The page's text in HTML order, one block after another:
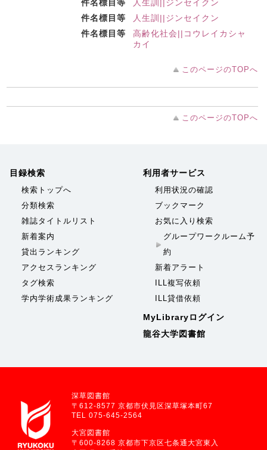
件名標目等
人生訓||ジンセイクン
件名標目等
人生訓||ジンセイクン
件名標目等
高齢化社会||コウレイカシャ
カイ
このページのTOPへ
このページのTOPへ
目録検索
検索トップへ
分類検索
雑誌タイトルリスト
新着案内
貸出ランキング
アクセスランキング
タグ検索
学内学術成果ランキング
利用者サービス
利用状況の確認
ブックマーク
お気に入り検索
グループワークルーム予
約
新着アラート
ILL複写依頼
ILL貸借依頼
MyLibraryログイン
龍谷大学図書館
深草図書館
〒612-8577 京都市伏見区深草塚本町67
TEL 075-645-2564
大宮図書館
〒600-8268 京都市下京区七条通大宮東入